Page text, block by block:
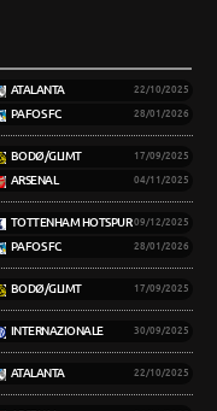
ATALANTA 22/10/2025
PAFOS FC 28/01/2026
BODØ/GLIMT 17/09/2025
ARSENAL 04/11/2025
TOTTENHAM HOTSPUR 09/12/2025
PAFOS FC 28/01/2026
BODØ/GLIMT 17/09/2025
INTERNAZIONALE 30/09/2025
ATALANTA 22/10/2025